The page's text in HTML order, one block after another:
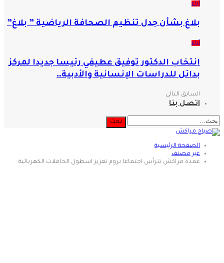
آراء
بلاغ بشأن جدل تنظيم الصحافة الرياضية ” بلاغ”
آراء
انتخاب الدكتور توفيق عطيفي رئيسا جديدا لمركز
بدائل للدراسات الإنسانية والأدبية…
السابق التالي
اتصل بنا
الصفحة الرئيسية
غير مصنف
عمدة مراكش تترأس اجتماعا يروم تعزيز اسطول الحافلات الكهربائية